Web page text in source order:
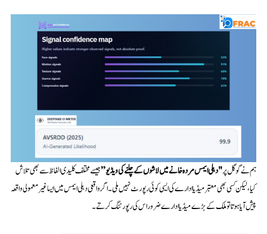
ہم نے گوگل پر"دہلی ایمس مردہ خانے میں لاشوں کے چلنے کی ویڈیو”جیسے مختلف کلیدی الفاظ سے بھی تلاش
کیا، لیکن کسی بھی معتبر میڈیا ادارے کی ایسی کوئی رپورٹ نہیں ملی۔ اگر واقعی دہلی ایمس میں ایسا غیر معمولی واقعہ
پیش آیا ہوتا تو ملک کے بڑے میڈیا ادارے ضرور اس کی رپورٹنگ کرتے۔